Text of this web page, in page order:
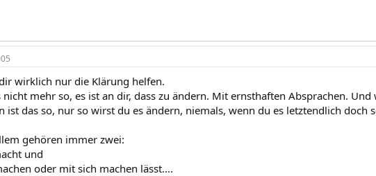
wirklich nur die Klärung helfen.
nicht mehr so, es ist an dir, dass zu ändern. Mit ernsthaften Absprachen. Und
ist das so, nur so wirst du es ändern, niemals, wenn du es letztendlich doch
gehören immer zwei:
und
oder mit sich machen lässt....